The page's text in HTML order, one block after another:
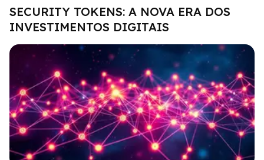
SECURITY TOKENS: A NOVA ERA DOS
INVESTIMENTOS DIGITAIS